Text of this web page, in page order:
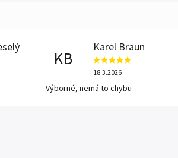
KB
Karel Braun
18.3.2026
Výborné, nemá to chybu